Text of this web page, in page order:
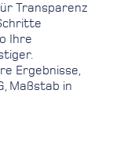
Transparenz
Ihre
Ergebnisse,
Maßstab in